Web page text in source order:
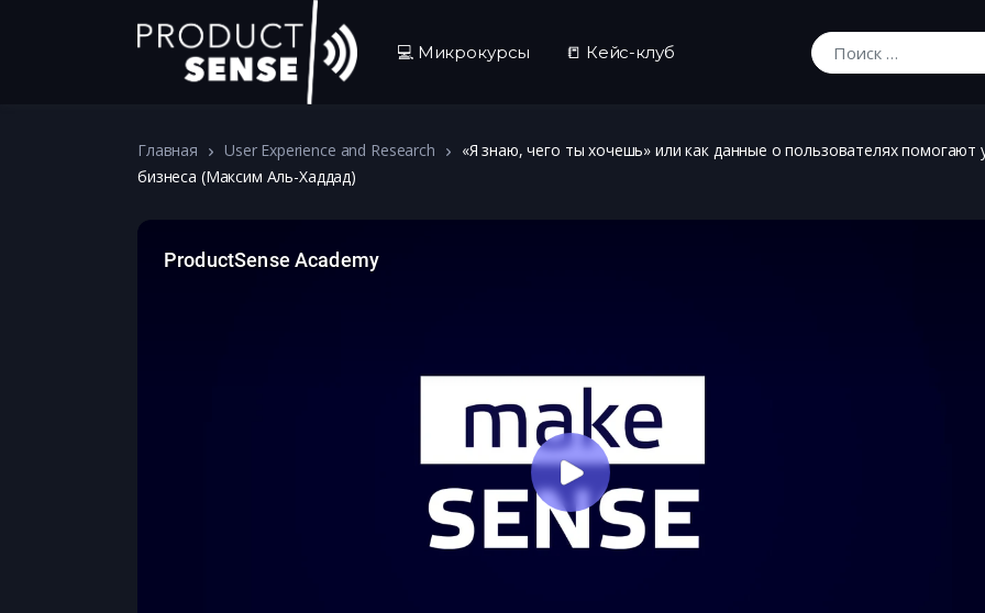
💻 Микрокурсы 📒 Кейс-клуб
Искать:
Главная User Experience and Research
«Я знаю, чего ты хочешь» или как данные о пользователях помогают
бизнеса (Максим Аль-Хаддад)